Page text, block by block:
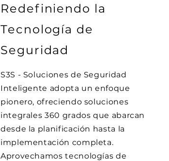
Redefiniendo la
Tecnología de
Seguridad
S3S - Soluciones de Seguridad
Inteligente adopta un enfoque
pionero, ofreciendo soluciones
integrales 360 grados que abarcan
desde la planificación hasta la
implementación completa.
Aprovechamos tecnologías de